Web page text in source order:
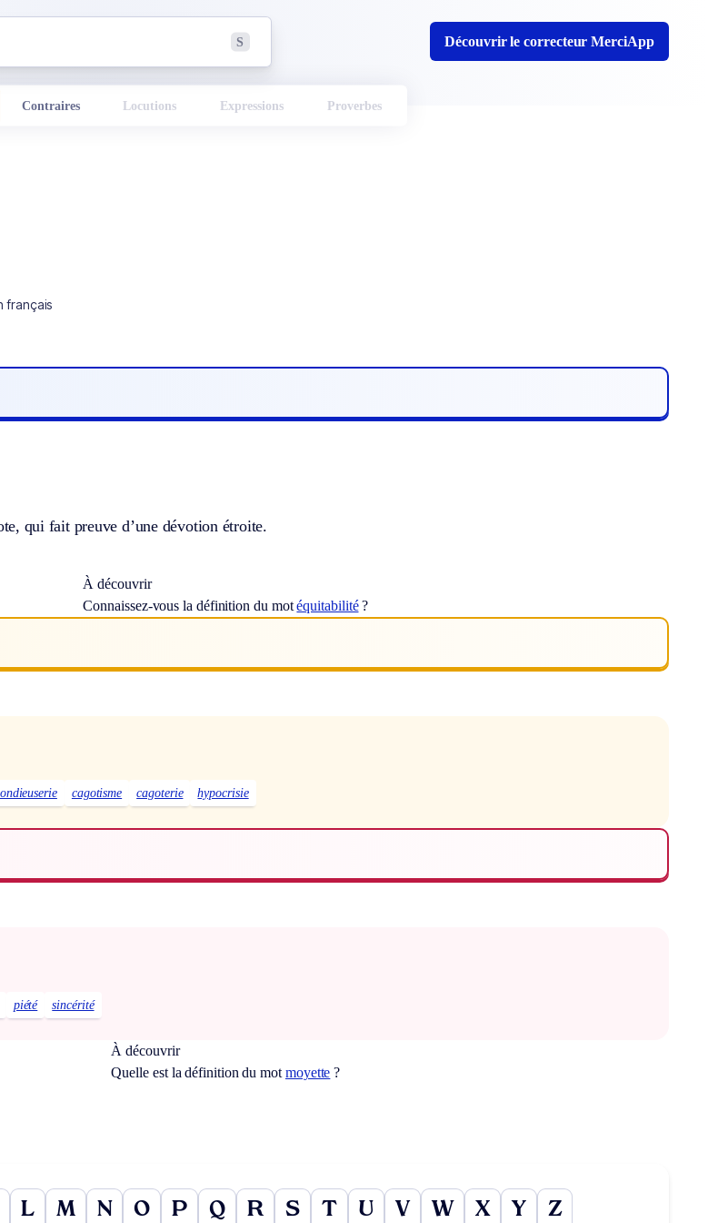
S Découvrir le correcteur MerciApp
Contraires Locutions Expressions Proverbes
français
qui fait preuve d’une dévotion étroite.
À découvrir
Connaissez-vous la définition du motéquitabilité?
cagotisme cagoterie hypocrisie
piété sincérité
À découvrir
Quelle est la définition du mot moyette ?
L M N O P Q R S T U V W X Y Z